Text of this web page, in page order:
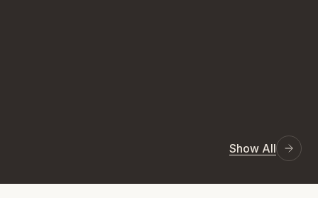
Show All